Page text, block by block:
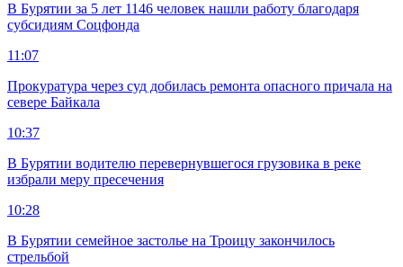
В Бурятии за 5 лет 1146 человек нашли работу благодаря
субсидиям Соцфонда
11:07
Прокуратура через суд добилась ремонта опасного причала на
севере Байкала
10:37
В Бурятии водителю перевернувшегося грузовика в реке
избрали меру пресечения
10:28
В Бурятии семейное застолье на Троицу закончилось
стрельбой